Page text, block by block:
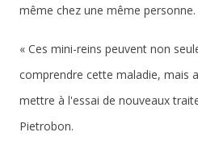
même chez une même personne.
« Ces mini-reins peuvent non
comprendre cette maladie, mais
mettre à l'essai de nouveaux
Pietrobon.